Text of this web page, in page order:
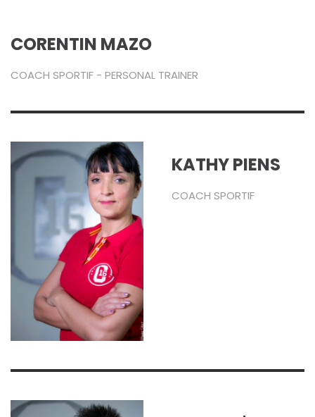
CORENTIN MAZO
COACH SPORTIF - PERSONAL TRAINER
KATHY PIENS
COACH SPORTIF